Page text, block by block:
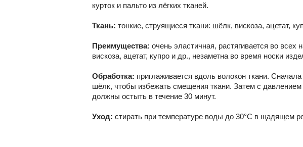
курток и пальто из лёгких тканей.
Ткань: тонкие, струящиеся ткани: шёлк, вискоза, ацетат,
Преимущества: очень эластичная, растягивается во
вискоза, ацетат, купро и др., незаметна во время носки
Обработка: приглаживается вдоль волокон ткани.
шёлк, чтобы избежать смещения ткани. Затем с
должны остыть в течение 30 минут.
Уход: стирать при температуре воды до 30°C в щадящем